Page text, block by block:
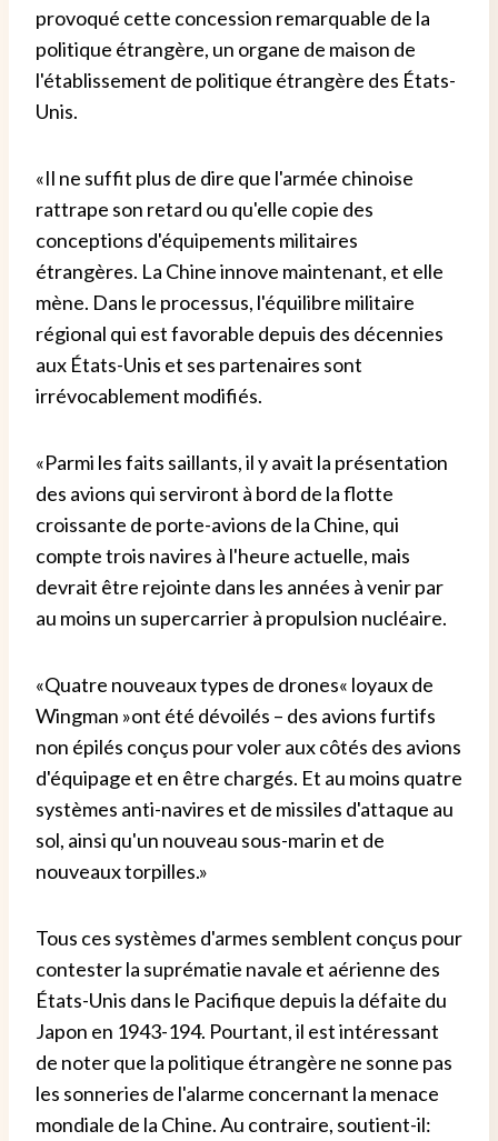
provoqué cette concession remarquable de la
politique étrangère, un organe de maison de
l'établissement de politique étrangère des États-
Unis.
«Il ne suffit plus de dire que l'armée chinoise
rattrape son retard ou qu'elle copie des
conceptions d'équipements militaires
étrangères. La Chine innove maintenant, et elle
mène. Dans le processus, l'équilibre militaire
régional qui est favorable depuis des décennies
aux États-Unis et ses partenaires sont
irrévocablement modifiés.
«Parmi les faits saillants, il y avait la présentation
des avions qui serviront à bord de la flotte
croissante de porte-avions de la Chine, qui
compte trois navires à l'heure actuelle, mais
devrait être rejointe dans les années à venir par
au moins un supercarrier à propulsion nucléaire.
«Quatre nouveaux types de drones« loyaux de
Wingman »ont été dévoilés – des avions furtifs
non épilés conçus pour voler aux côtés des avions
d'équipage et en être chargés. Et au moins quatre
systèmes anti-navires et de missiles d'attaque au
sol, ainsi qu'un nouveau sous-marin et de
nouveaux torpilles.»
Tous ces systèmes d'armes semblent conçus pour
contester la suprématie navale et aérienne des
États-Unis dans le Pacifique depuis la défaite du
Japon en 1943-194. Pourtant, il est intéressant
de noter que la politique étrangère ne sonne pas
les sonneries de l'alarme concernant la menace
mondiale de la Chine. Au contraire, soutient-il: